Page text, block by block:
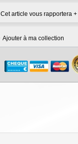
Cet article vous rapportera +
Ajouter à ma collection